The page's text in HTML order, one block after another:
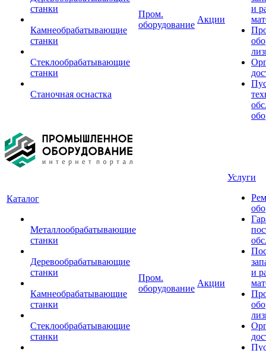
станки
Камнеобрабатывающие
станки
Стеклообрабатывающие
станки
Станочная оснастка
Пром.
оборудование
Акции
и
Каталог
Металлообрабатывающие
станки
Деревообрабатывающие
станки
Камнеобрабатывающие
станки
Стеклообрабатывающие
станки
Пром.
оборудование
Акции
Услуги
и